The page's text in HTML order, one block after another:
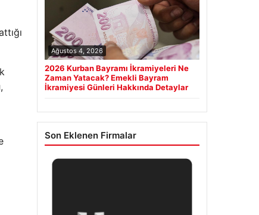
Ağustos 4, 2026
2026 Kurban Bayramı İkramiyeleri Ne
Zaman Yatacak? Emekli Bayram
İkramiyesi Günleri Hakkında Detaylar
Son Eklenen Firmalar